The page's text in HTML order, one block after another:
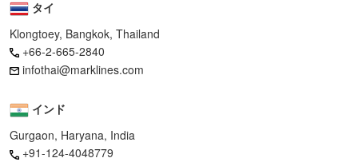
タイ
Klongtoey, Bangkok, Thailand
+66-2-665-2840
infothai@marklines.com
インド
Gurgaon, Haryana, India
+91-124-4048779